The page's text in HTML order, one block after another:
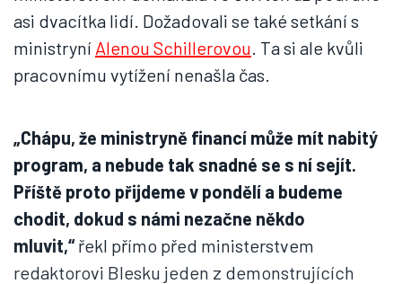
asi dvacítka lidí. Dožadovali se také setkání s
ministryní Alenou Schillerovou. Ta si ale kvůli
pracovnímu vytížení nenašla čas.
„Chápu, že ministryně financí může mít nabitý
program, a nebude tak snadné se s ní sejít.
Příště proto přijdeme v pondělí a budeme
chodit, dokud s námi nezačne někdo
mluvit,“řekl přímo před ministerstvem
redaktorovi Blesku jeden z demonstrujících